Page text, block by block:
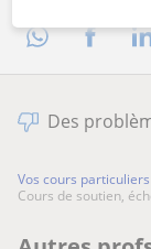
Des
Vos cours particuliers
cours de soutien,